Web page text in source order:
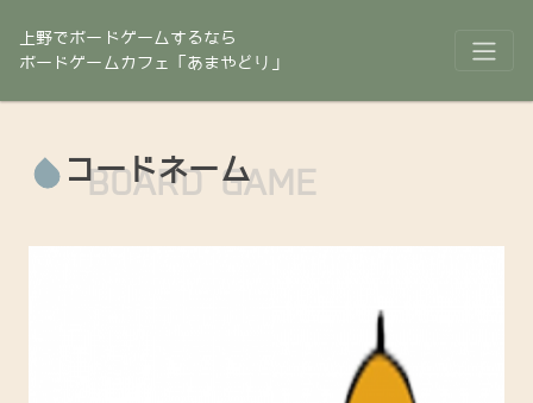
上野でボードゲームするなら
ボードゲームカフェ「あまやどり」
コードネーム
BOARD GAME